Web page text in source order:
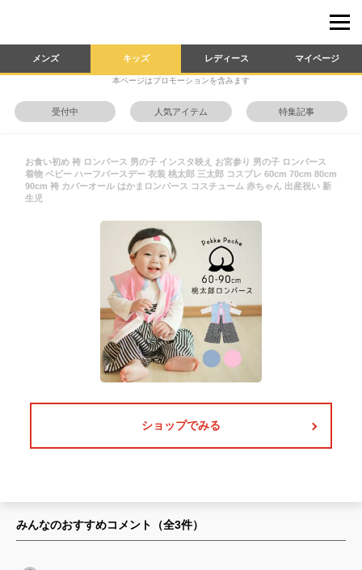
メンズ キッズ レディース マイページ
本ページはプロモーションを含みます
受付中 人気アイテム 特集記事
お食い初め 袴 ロンパース 男の子 インスタ映え お宮参り 男の子 ロンパース
着物 ベビー ハーフバースデー 衣装 桃太郎 三太郎 コスプレ 60cm 70cm 80cm
90cm 袴 カバーオール はかまロンパース コスチューム 赤ちゃん 出産祝い 新
生児
ショップでみる
みんなのおすすめコメント（全3件）